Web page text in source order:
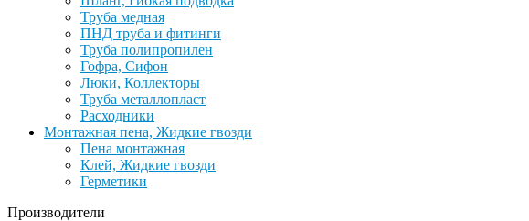
Труба медная
ПНД труба и фитинги
Труба полипропилен
Гофра, Сифон
Люки, Коллекторы
Труба металлопласт
Расходники
Монтажная пена, Жидкие гвозди
Пена монтажная
Клей, Жидкие гвозди
Герметики
Производители